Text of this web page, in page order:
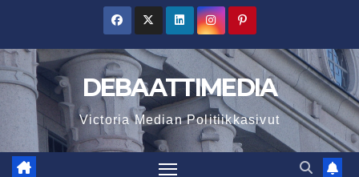
content
DEBAATTIMEDIA
Victoria Median Politiikkasivut